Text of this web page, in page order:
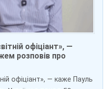
офіціант», —
розповів про
офіціант», — каже Пауль